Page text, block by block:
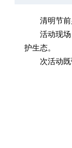
清明节
活动现
护生态。
次活动